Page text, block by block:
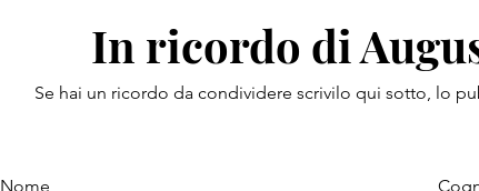
In ricordo di
Se hai un ricordo da condividere scrivilo qui sotto, lo
Nome